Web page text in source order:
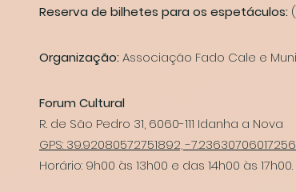
Reserva de bilhetes para os espetáculos:
Organização: Associação Fado Cale e
Forum Cultural
R. de São Pedro 31, 6060-111 Idanha a Nova
GPS: 39.92080572751892, -
Horário: 9h00 às 13h00 e das 14h00 às 17h00.